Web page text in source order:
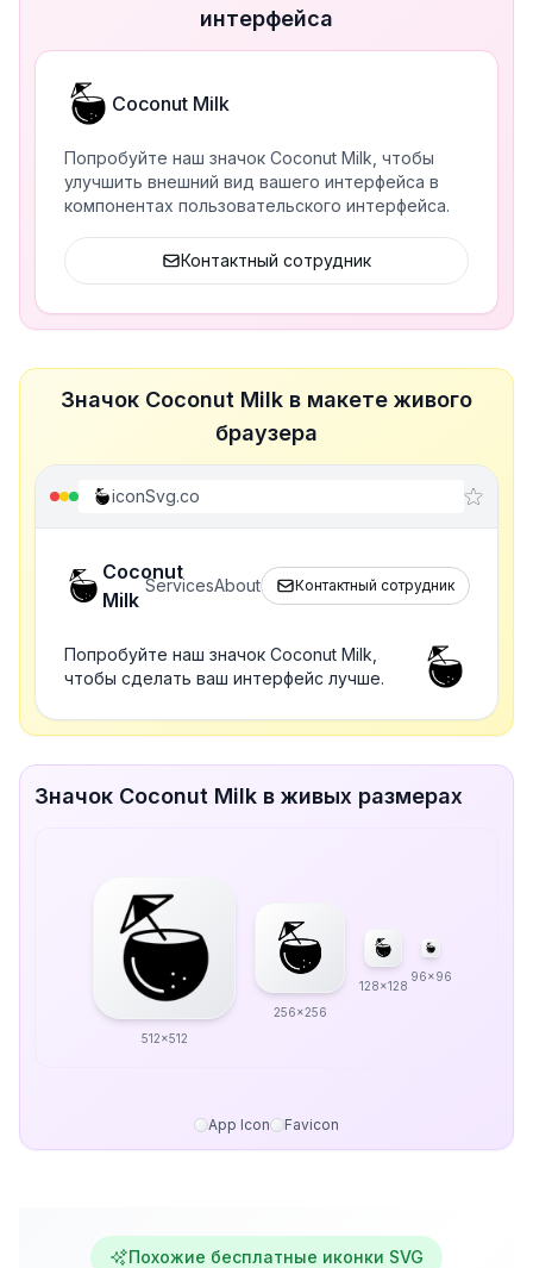
интерфейса
Coconut Milk
Попробуйте наш значок Coconut Milk, чтобы
улучшить внешний вид вашего интерфейса в
компонентах пользовательского интерфейса.
Контактный сотрудник
Значок Coconut Milk в макете живого
браузера
iconSvg.co
Coconut
Milk
ServicesAbout Контактный сотрудник
Попробуйте наш значок Coconut Milk,
чтобы сделать ваш интерфейс лучше.
Значок Coconut Milk в живых размерах
512x512
256x256
128x128
96x96
App Icon Favicon
Похожие бесплатные иконки SVG